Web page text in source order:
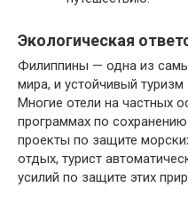
Экологическая
Филиппины — одна из
мира, и устойчивый
Многие отели на частных
программах по
проекты по защите
отдых, турист
усилий по защите этих